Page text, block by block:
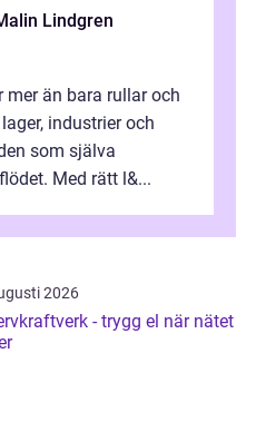
Lindgren
mer än bara rullar och
industrier och
som själva
Med rätt l&...
2026
- trygg el när nätet